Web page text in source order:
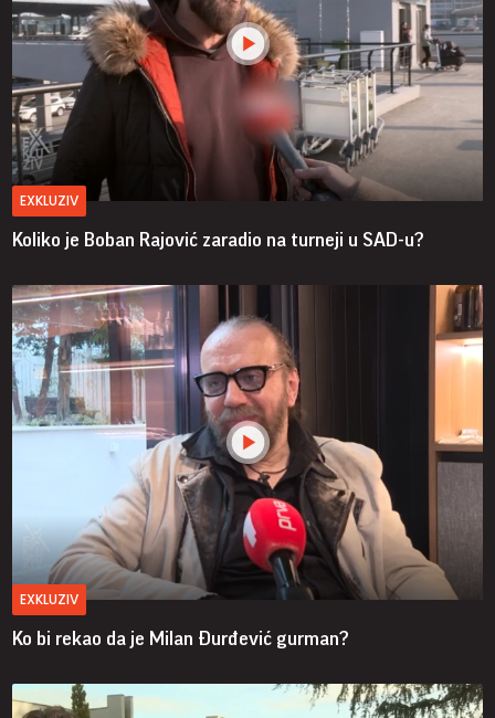
EXKLUZIV
Koliko je Boban Rajović zaradio na turneji u SAD-u?
EXKLUZIV
Ko bi rekao da je Milan Đurđević gurman?